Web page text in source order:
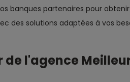
banques partenaires pour
des solutions adaptées à vos
l'agence